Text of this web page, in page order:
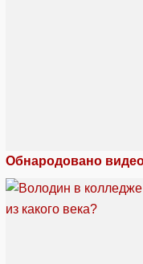
Обнародовано